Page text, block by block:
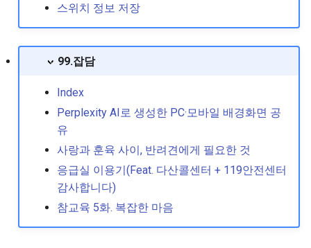
스위치 정보 저장
99.잡담
Index
Perplexity AI로 생성한 PC·모바일 배경화면 공
유
사랑과 훈육 사이, 반려견에게 필요한 것
응급실 이용기(Feat. 다산콜센터 + 119안전센터
감사합니다)
참교육 5화. 복잡한 마음